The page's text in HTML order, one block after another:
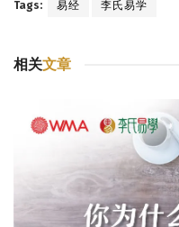
Tags: 易经 李氏易学
相关文章